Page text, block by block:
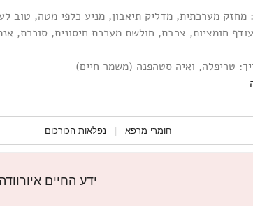
מחזק מערכתית, מדליק תיאבון, מניע כלפי מטה, טוב
חומציות, צרבת, חולשת מערכת חיסונית, סוכרת,
טריפלה, ואיה סטהפנה (משמר חיים)
חומרי מרפא נפלאות הכורכום
ידע החיים איורוודה ,